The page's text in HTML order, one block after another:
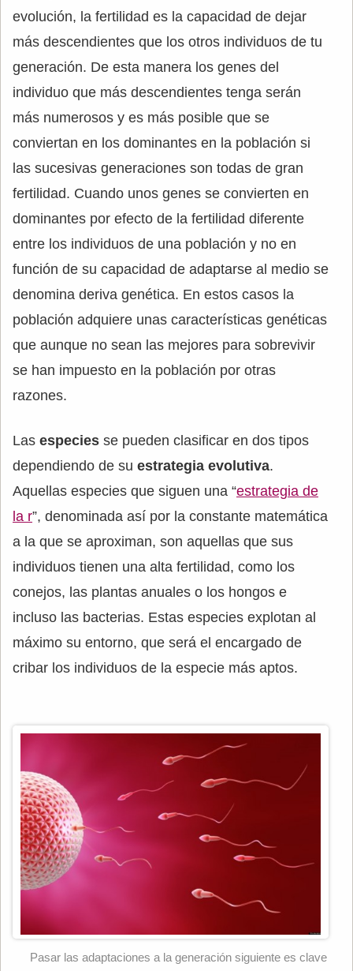
evolución, la fertilidad es la capacidad de dejar
más descendientes que los otros individuos de tu
generación. De esta manera los genes del
individuo que más descendientes tenga serán
más numerosos y es más posible que se
conviertan en los dominantes en la población si
las sucesivas generaciones son todas de gran
fertilidad. Cuando unos genes se convierten en
dominantes por efecto de la fertilidad diferente
entre los individuos de una población y no en
función de su capacidad de adaptarse al medio se
denomina deriva genética. En estos casos la
población adquiere unas características genéticas
que aunque no sean las mejores para sobrevivir
se han impuesto en la población por otras
razones.
Las especies se pueden clasificar en dos tipos
dependiendo de su estrategia evolutiva.
Aquellas especies que siguen una “estrategia de
la r”, denominada así por la constante matemática
a la que se aproximan, son aquellas que sus
individuos tienen una alta fertilidad, como los
conejos, las plantas anuales o los hongos e
incluso las bacterias. Estas especies explotan al
máximo su entorno, que será el encargado de
cribar los individuos de la especie más aptos.
Pasar las adaptaciones a la generación siguiente es clave